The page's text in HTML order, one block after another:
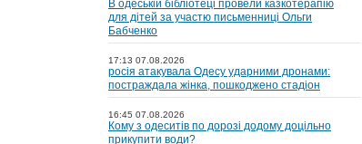
В одеській бібліотеці провели казкотерапію
для дітей за участю письменниці Ольги
Бабченко
17:13 07.08.2026
росія атакувала Одесу ударними дронами:
постраждала жінка, пошкоджено стадіон
16:45 07.08.2026
Кому з одеситів по дорозі додому доцільно
прикупити води?